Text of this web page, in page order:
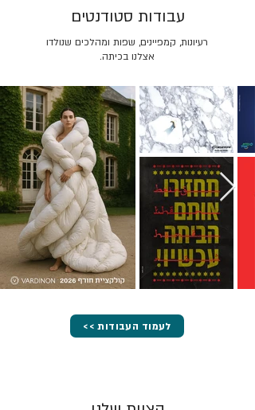
רעיונות, קמפיינים, שפות ומהלכים שנולדו
אצלנו בכיתה.
עבודות סטודנטים
<< לעמוד העבודות